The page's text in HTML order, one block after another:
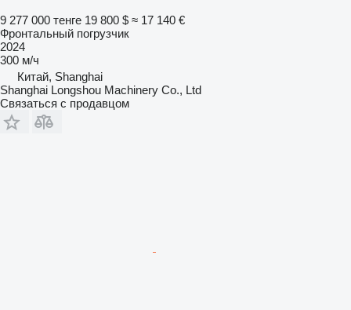
9 277 000 тенге 19 800 $ ≈ 17 140 €
Фронтальный погрузчик
2024
300 м/ч
Китай, Shanghai
Shanghai Longshou Machinery Co., Ltd
Связаться с продавцом